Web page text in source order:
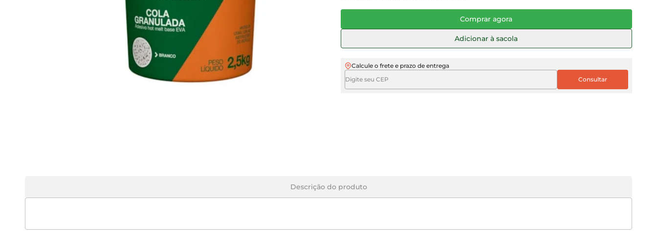
Comprar agora
Adicionar à sacola
Calcule o frete e prazo de entrega
Descrição do produto